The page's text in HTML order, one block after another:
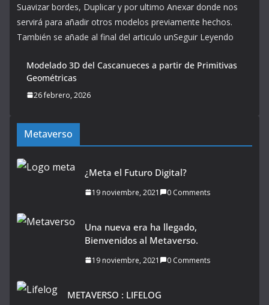
Suavizar bordes, Duplicar y por ultimo Anexar donde nos
servirá para añadir otros modelos previamente hechos.
También se añade al final del articulo unSeguir Leyendo
Modelado 3D del Cascanueces a partir de Primitivas
Geométricas
26 febrero, 2026
Metaverso
¿Meta el Futuro Digital?
19 noviembre, 2021 0 Comments
Una nueva era ha llegado,
Bienvenidos al Metaverso.
19 noviembre, 2021 0 Comments
METAVERSO : LIFELOG